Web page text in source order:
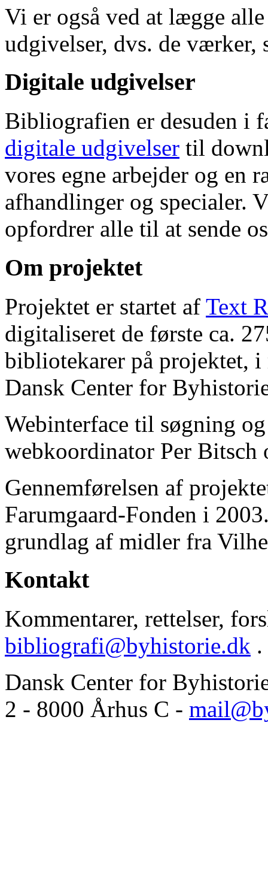
Vi er også ved at lægge
udgivelser, dvs. de værker,
Digitale udgivelser
Bibliografien er desuden i
digitale udgivelser til
vores egne arbejder og en
afhandlinger og specialer.
opfordrer alle til at sende
Om projektet
Projektet er startet af Text
digitaliseret de første ca.
bibliotekarer på projektet, i
Dansk Center for
Webinterface til søgning
webkoordinator Per Bitsch
Gennemførelsen af
Farumgaard-Fonden i
grundlag af midler fra
Kontakt
Kommentarer, rettelser,
bibliografi@byhistorie.dk .
Dansk Center for
2 - 8000 Århus C -